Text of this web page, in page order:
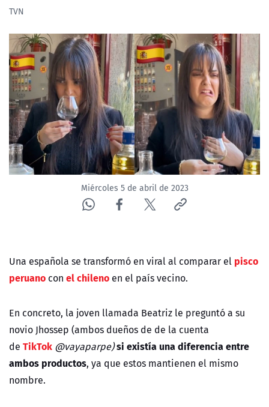
TVN PLAY
PROGRAMAS
TELESERIES
NTV
ACTUALIDAD Y TENDENCIAS
CORPORATIVO Y TRANSPARENCIA
CANAL DE DENUNCIAS
TVN
Miércoles 5 de abril de 2023
Una española se transformó en viral al comparar el pisco
peruano con el chileno en el país vecino.
En concreto, la joven llamada Beatriz le preguntó a su
novio Jhossep (ambos dueños de de la cuenta
de TikTok @vayaparpe)si existía una diferencia entre
ambos productos, ya que estos mantienen el mismo
nombre.